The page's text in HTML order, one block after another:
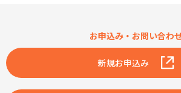
お申込み・お問い合わ
新規お申込み